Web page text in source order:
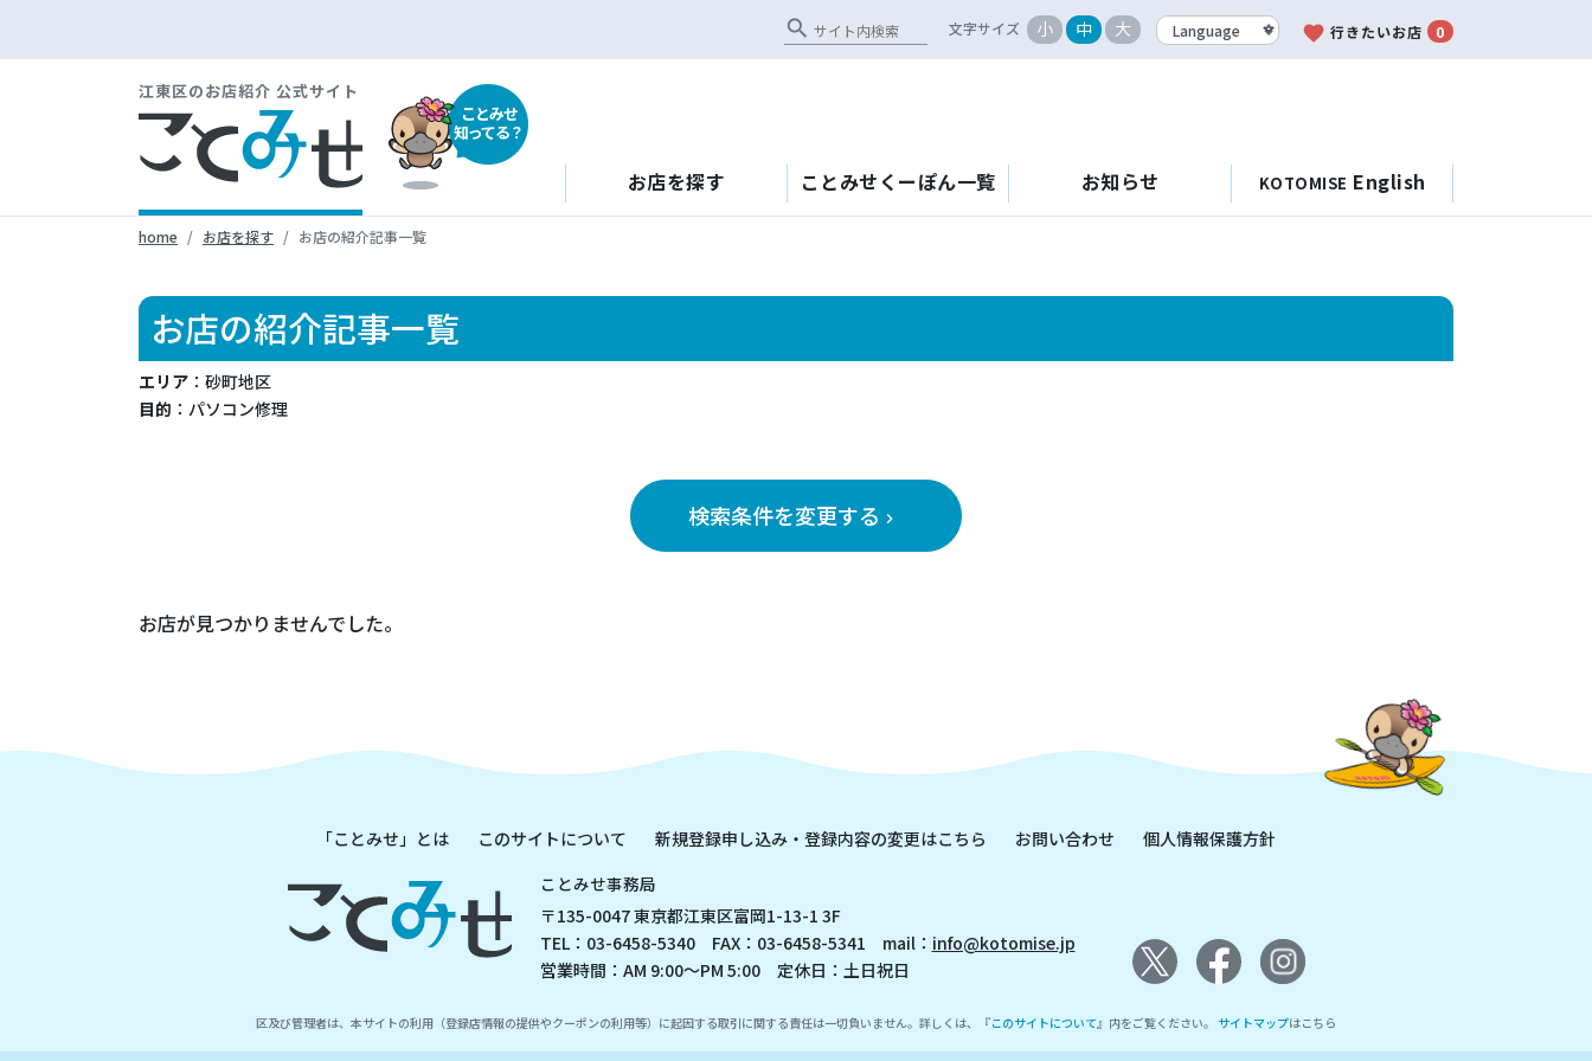
search 文字サイズ 小 中 大 favorite 行きたいお店 0
江東区のお店紹介 公式サイト
ことみせ
知ってる？
お店を探す ことみせくーぽん一覧 お知らせ KOTOMISE English
home お店を探す お店の紹介記事一覧
お店の紹介記事一覧
エリア ：砂町地区
目的 ：パソコン修理
検索条件を変更する keyboard_arrow_right
お店が見つかりませんでした。
「ことみせ」とは このサイトについて 新規登録申し込み・登録内容の変更はこちら お問い合わせ
個人情報保護方針
ことみせ事務局
〒135-0047 東京都江東区富岡1-13-1 3F
TEL：03-6458-5340 FAX：03-6458-5341 mail： info@kotomise.jp
営業時間：AM 9:00～PM 5:00 定休日：土日祝日
区及び管理者は、本サイトの利用（登録店情報の提供やクーポンの利用等）に起因する取引に関する責任は一切負いません。詳しくは、『このサイトについて』内をご覧ください。 サイトマップはこちら